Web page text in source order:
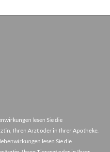
lesen Sie die
Ihren Arzt oder in Ihrer Apotheke.
lesen Sie die